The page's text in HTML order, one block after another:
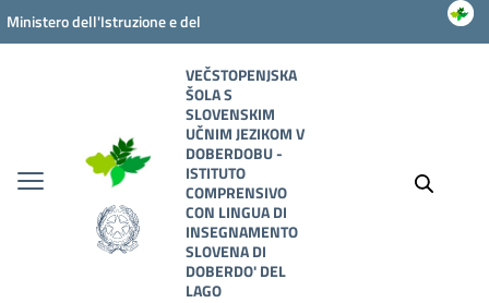
Vai ai contenuti
Vai al menu di navigazione
Vai al footer
Ministero dell'Istruzione e del
VEČSTOPENJSKA
ŠOLA S
SLOVENSKIM
UČNIM JEZIKOM V
DOBERDOBU -
ISTITUTO
COMPRENSIVO
CON LINGUA DI
INSEGNAMENTO
SLOVENA DI
DOBERDO' DEL
LAGO